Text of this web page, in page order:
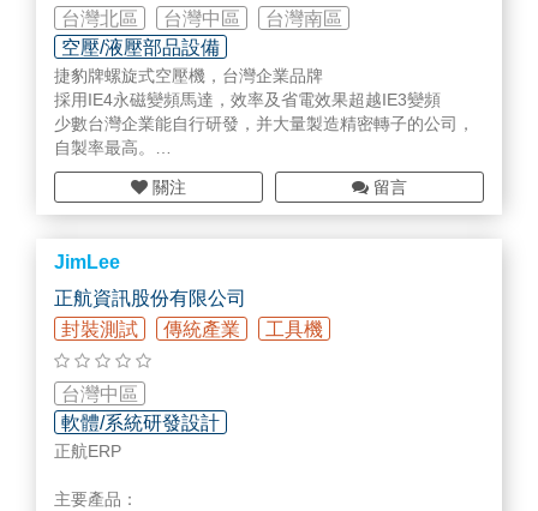
台灣北區 台灣中區
台灣南區
空壓/液壓部品設備
捷豹牌螺旋式空壓機，台灣企業品牌
採用IE4永磁變頻馬達，效率及省電效果超越IE3變頻
少數台灣企業能自行研發，并大量製造精密轉子的公司，
自製率最高。
大中華市場，永磁變頻空壓機市占率70%。
年銷售總量全中國前三大。
捷豹空壓機是大陸螺桿空壓機市場，唯一發展成功的台灣
企業
關注 留言
JimLee
正航資訊股份有限公司
封裝測試
傳統產業 工具機
台灣中區
軟體/系統研發設計
正航ERP
主要產品：